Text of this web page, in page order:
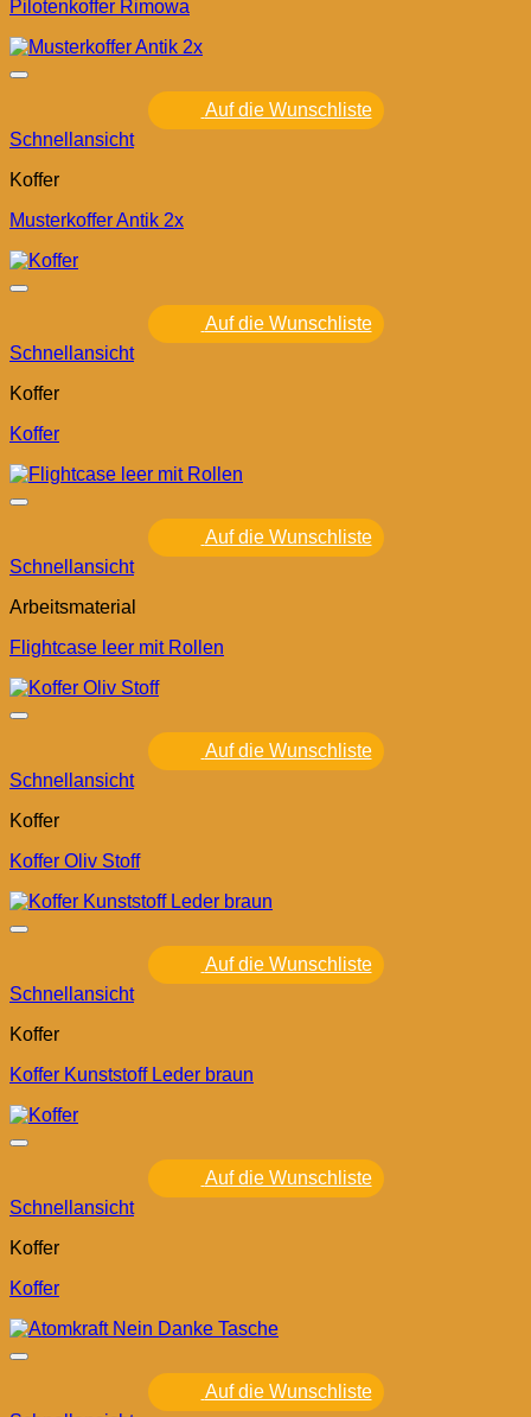
Pilotenkoffer Rimowa
Auf die Wunschliste
Schnellansicht
Koffer
Musterkoffer Antik 2x
Auf die Wunschliste
Schnellansicht
Koffer
Koffer
Auf die Wunschliste
Schnellansicht
Arbeitsmaterial
Flightcase leer mit Rollen
Auf die Wunschliste
Schnellansicht
Koffer
Koffer Oliv Stoff
Auf die Wunschliste
Schnellansicht
Koffer
Koffer Kunststoff Leder braun
Auf die Wunschliste
Schnellansicht
Koffer
Koffer
Auf die Wunschliste